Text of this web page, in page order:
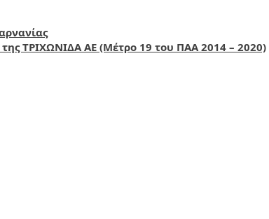
ΤΡΙΧΩΝΙΔΑ ΑΕ (Μέτρο 19 του ΠΑΑ 2014 – 2020)